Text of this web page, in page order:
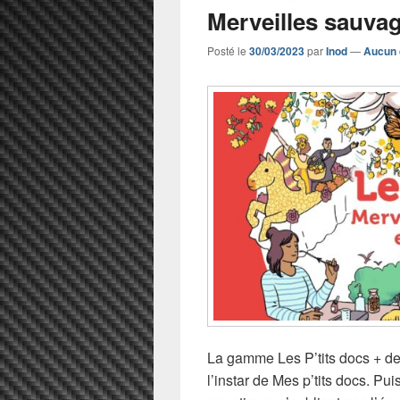
Merveilles
Posté le 30/03/2023parInod—Aucun
La gamme Les P’tits docs +
l’instar de Mes p’tits docs.